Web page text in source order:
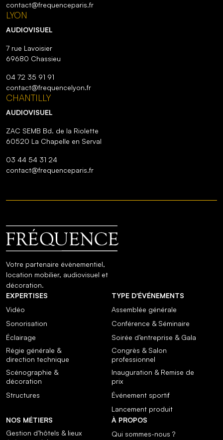
contact@frequenceparis.fr
LYON
AUDIOVISUEL
7 rue Lavoisier
69680 Chassieu
04 72 35 91 91
contact@frequencelyon.fr
CHANTILLY
AUDIOVISUEL
ZAC SEMB Bd. de la Riolette
60520 La Chapelle en Serval
03 44 54 31 24
contact@frequenceparis.fr
Votre partenaire évènementiel,
location mobilier, audiovisuel et
décoration.
EXPERTISES
Vidéo
Sonorisation
Éclairage
Régie générale &
direction technique
Scénographie &
décoration
Structures
TYPE D'ÉVÉNEMENTS
Assemblée générale
Conférence & Séminaire
Soirée d’entreprise & Gala
Congrès & Salon
professionnel
Inauguration & Remise de
prix
Événement sportif
Lancement produit
NOS MÉTIERS
Gestion d’hôtels & lieux
À PROPOS
Qui sommes-nous ?